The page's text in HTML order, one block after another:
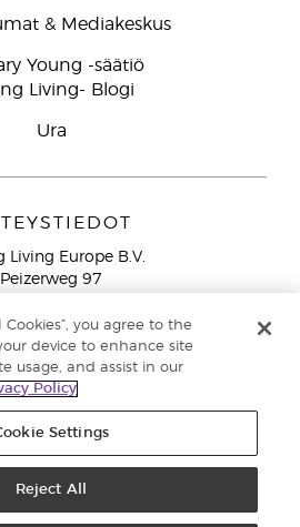
& Mediakeskus
Young -säätiö
Living- Blogi
Ura
Living Europe B.V.
Peizerweg 97
Netherlands
lankanumeroista Suomesta
913 239
|Yksityisyydensuoja
Cookies”, you agree to the
device to enhance site
usage, and assist in our
Policy
Settings
Reject All